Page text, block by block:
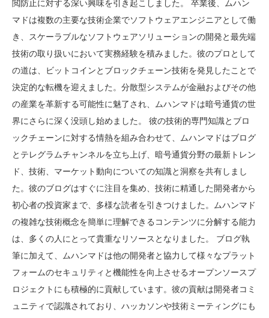
閲防止に対する深い興味を引き起こしました。 卒業後、ムハン
マドは複数の主要な技術企業でソフトウェアエンジニアとして働
き、スケーラブルなソフトウェアソリューションの開発と最先端
技術の取り扱いにおいて実務経験を積みました。彼のプロとして
の道は、ビットコインとブロックチェーン技術を発見したことで
決定的な転機を迎えました。分散型システムが金融およびその他
の産業を革新する可能性に魅了され、ムハンマドは暗号通貨の世
界にさらに深く没頭し始めました。 彼の技術的専門知識とブロ
ックチェーンに対する情熱を組み合わせて、ムハンマドはブログ
とテレグラムチャンネルを立ち上げ、暗号通貨分野の最新トレン
ド、技術、マーケット動向についての知識と洞察を共有しまし
た。彼のブログはすぐに注目を集め、技術に精通した開発者から
初心者の投資家まで、多様な読者を引きつけました。ムハンマド
の複雑な技術概念を簡単に理解できるコンテンツに分解する能力
は、多くの人にとって貴重なリソースとなりました。 ブログ執
筆に加えて、ムハンマドは他の開発者と協力して様々なプラット
フォームのセキュリティと機能性を向上させるオープンソースプ
ロジェクトにも積極的に貢献しています。彼の貢献は開発者コミ
ュニティで認識されており、ハッカソンや技術ミーティングにも